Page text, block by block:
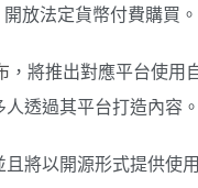
放法定貨幣付費購買。
，將推出對應平台使
透過其平台打造內容。
將以開源形式提供使